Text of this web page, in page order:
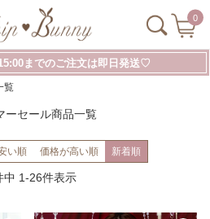
0
までのご注文は即日発送♡
覧
ーセール商品一覧
い順 価格が高い順 新着順
中 1-26件表示